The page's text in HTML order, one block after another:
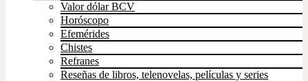
Valor dólar BCV
Horóscopo
Efemérides
Chistes
Refranes
Reseñas de libros, telenovelas, películas y series